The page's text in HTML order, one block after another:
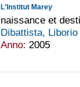
L'Institut Marey
naissance et
Dibattista, Liborio
Anno: 2005